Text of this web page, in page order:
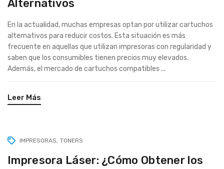
Alternativos
En la actualidad, muchas empresas optan por utilizar cartuchos
alternativos para reducir costos. Esta situación es más
frecuente en aquellas que utilizan impresoras con regularidad y
saben que los consumibles tienen precios muy elevados.
Además, el mercado de cartuchos compatibles ...
Leer Más
IMPRESORAS TONERS
Impresora Láser: ¿Cómo Obtener los